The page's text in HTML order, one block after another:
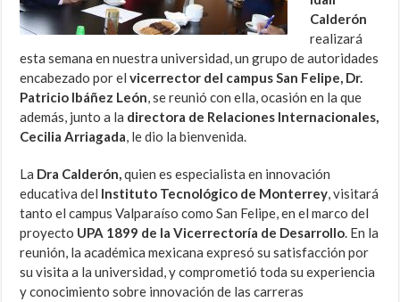
Calderón
realizará
esta semana en nuestra universidad, un grupo de autoridades
encabezado por elvicerrector del campus San Felipe, Dr.
Patricio Ibáñez León, se reunió con ella, ocasión en la que
además, junto a la directora de Relaciones Internacionales,
Cecilia Arriagada, le dio la bienvenida.
La Dra Calderón,quien es especialista en innovación
educativa del Instituto Tecnológico de Monterrey, visitará
tanto el campus Valparaíso como San Felipe, en el marco del
proyecto UPA 1899 de la Vicerrectoría de Desarrollo. En la
reunión, la académica mexicana expresó su satisfacción por
su visita a la universidad, y comprometió toda su experiencia
y conocimiento sobre innovación de las carreras